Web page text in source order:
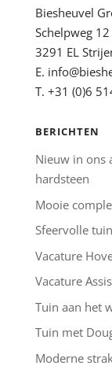
Biesheuvel
Schelpweg 12
3291 EL
E.
T. +31 (0)6
BERICHTEN
Nieuw in ons
hardsteen
Mooie
Sfeervolle
Vacature
Vacature
Tuin aan het
Tuin met
Moderne